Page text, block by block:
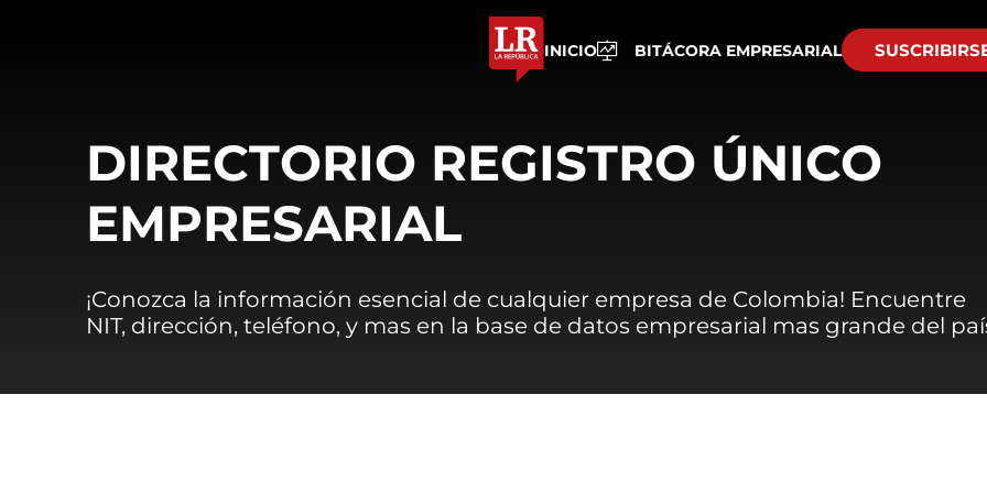
INICIO BITÁCORA EMPRESARIAL
DIRECTORIO REGISTRO ÚNICO
EMPRESARIAL
¡Conozca la información esencial de cualquier empresa de Colombia! Encuentre
NIT, dirección, teléfono, y mas en la base de datos empresarial mas grande del